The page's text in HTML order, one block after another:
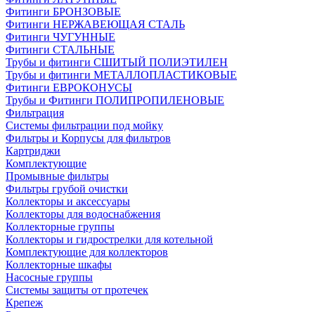
Фитинги БРОНЗОВЫЕ
Фитинги НЕРЖАВЕЮЩАЯ СТАЛЬ
Фитинги ЧУГУННЫЕ
Фитинги СТАЛЬНЫЕ
Трубы и фитинги СШИТЫЙ ПОЛИЭТИЛЕН
Трубы и фитинги МЕТАЛЛОПЛАСТИКОВЫЕ
Фитинги ЕВРОКОНУСЫ
Трубы и Фитинги ПОЛИПРОПИЛЕНОВЫЕ
Фильтрация
Системы фильтрации под мойку
Фильтры и Корпусы для фильтров
Картриджи
Комплектующие
Промывные фильтры
Фильтры грубой очистки
Коллекторы и аксессуары
Коллекторы для водоснабжения
Коллекторные группы
Коллекторы и гидрострелки для котельной
Комплектующие для коллекторов
Коллекторные шкафы
Насосные группы
Системы защиты от протечек
Крепеж